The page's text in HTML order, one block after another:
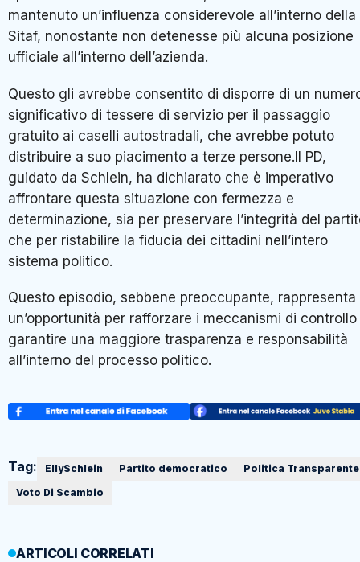
mantenuto un’influenza considerevole all’interno della
Sitaf, nonostante non detenesse più alcuna posizione
ufficiale all’interno dell’azienda.
Questo gli avrebbe consentito di disporre di un
significativo di tessere di servizio per il passaggio
gratuito ai caselli autostradali, che avrebbe potuto
distribuire a suo piacimento a terze persone.Il PD,
guidato da Schlein, ha dichiarato che è imperativo
affrontare questa situazione con fermezza e
determinazione, sia per preservare l’integrità del
che per ristabilire la fiducia dei cittadini nell’intero
sistema politico.
Questo episodio, sebbene preoccupante, rappresenta
un’opportunità per rafforzare i meccanismi di controllo
garantire una maggiore trasparenza e responsabilità
all’interno del processo politico.
Tag: EllySchlein Partito democratico
Politica Transparente
Voto Di Scambio
ARTICOLI CORRELATI